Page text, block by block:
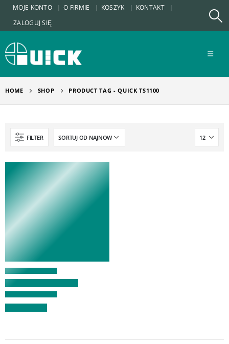
MOJE KONTO O FIRMIE KOSZYK
KONTAKT
ZALOGUJ SIĘ
HOME SHOP PRODUCT TAG -QUICK TS1100
FILTER